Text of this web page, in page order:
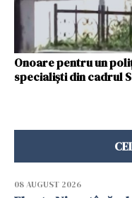
Onoare pentru un
specialişti din cadrul
08 AUGUST 2026